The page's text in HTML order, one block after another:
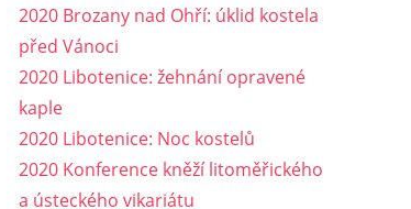
2020 Brozany nad Ohří: úklid kostela
před Vánoci
2020 Libotenice: žehnání opravené
kaple
2020 Libotenice: Noc kostelů
2020 Konference kněží litoměřického
a ústeckého vikariátu